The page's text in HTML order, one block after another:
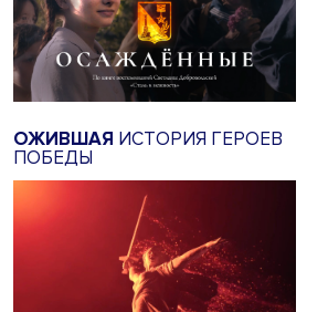
ОЖИВШАЯ ИСТОРИЯ ГЕРОЕВ
ПОБЕДЫ